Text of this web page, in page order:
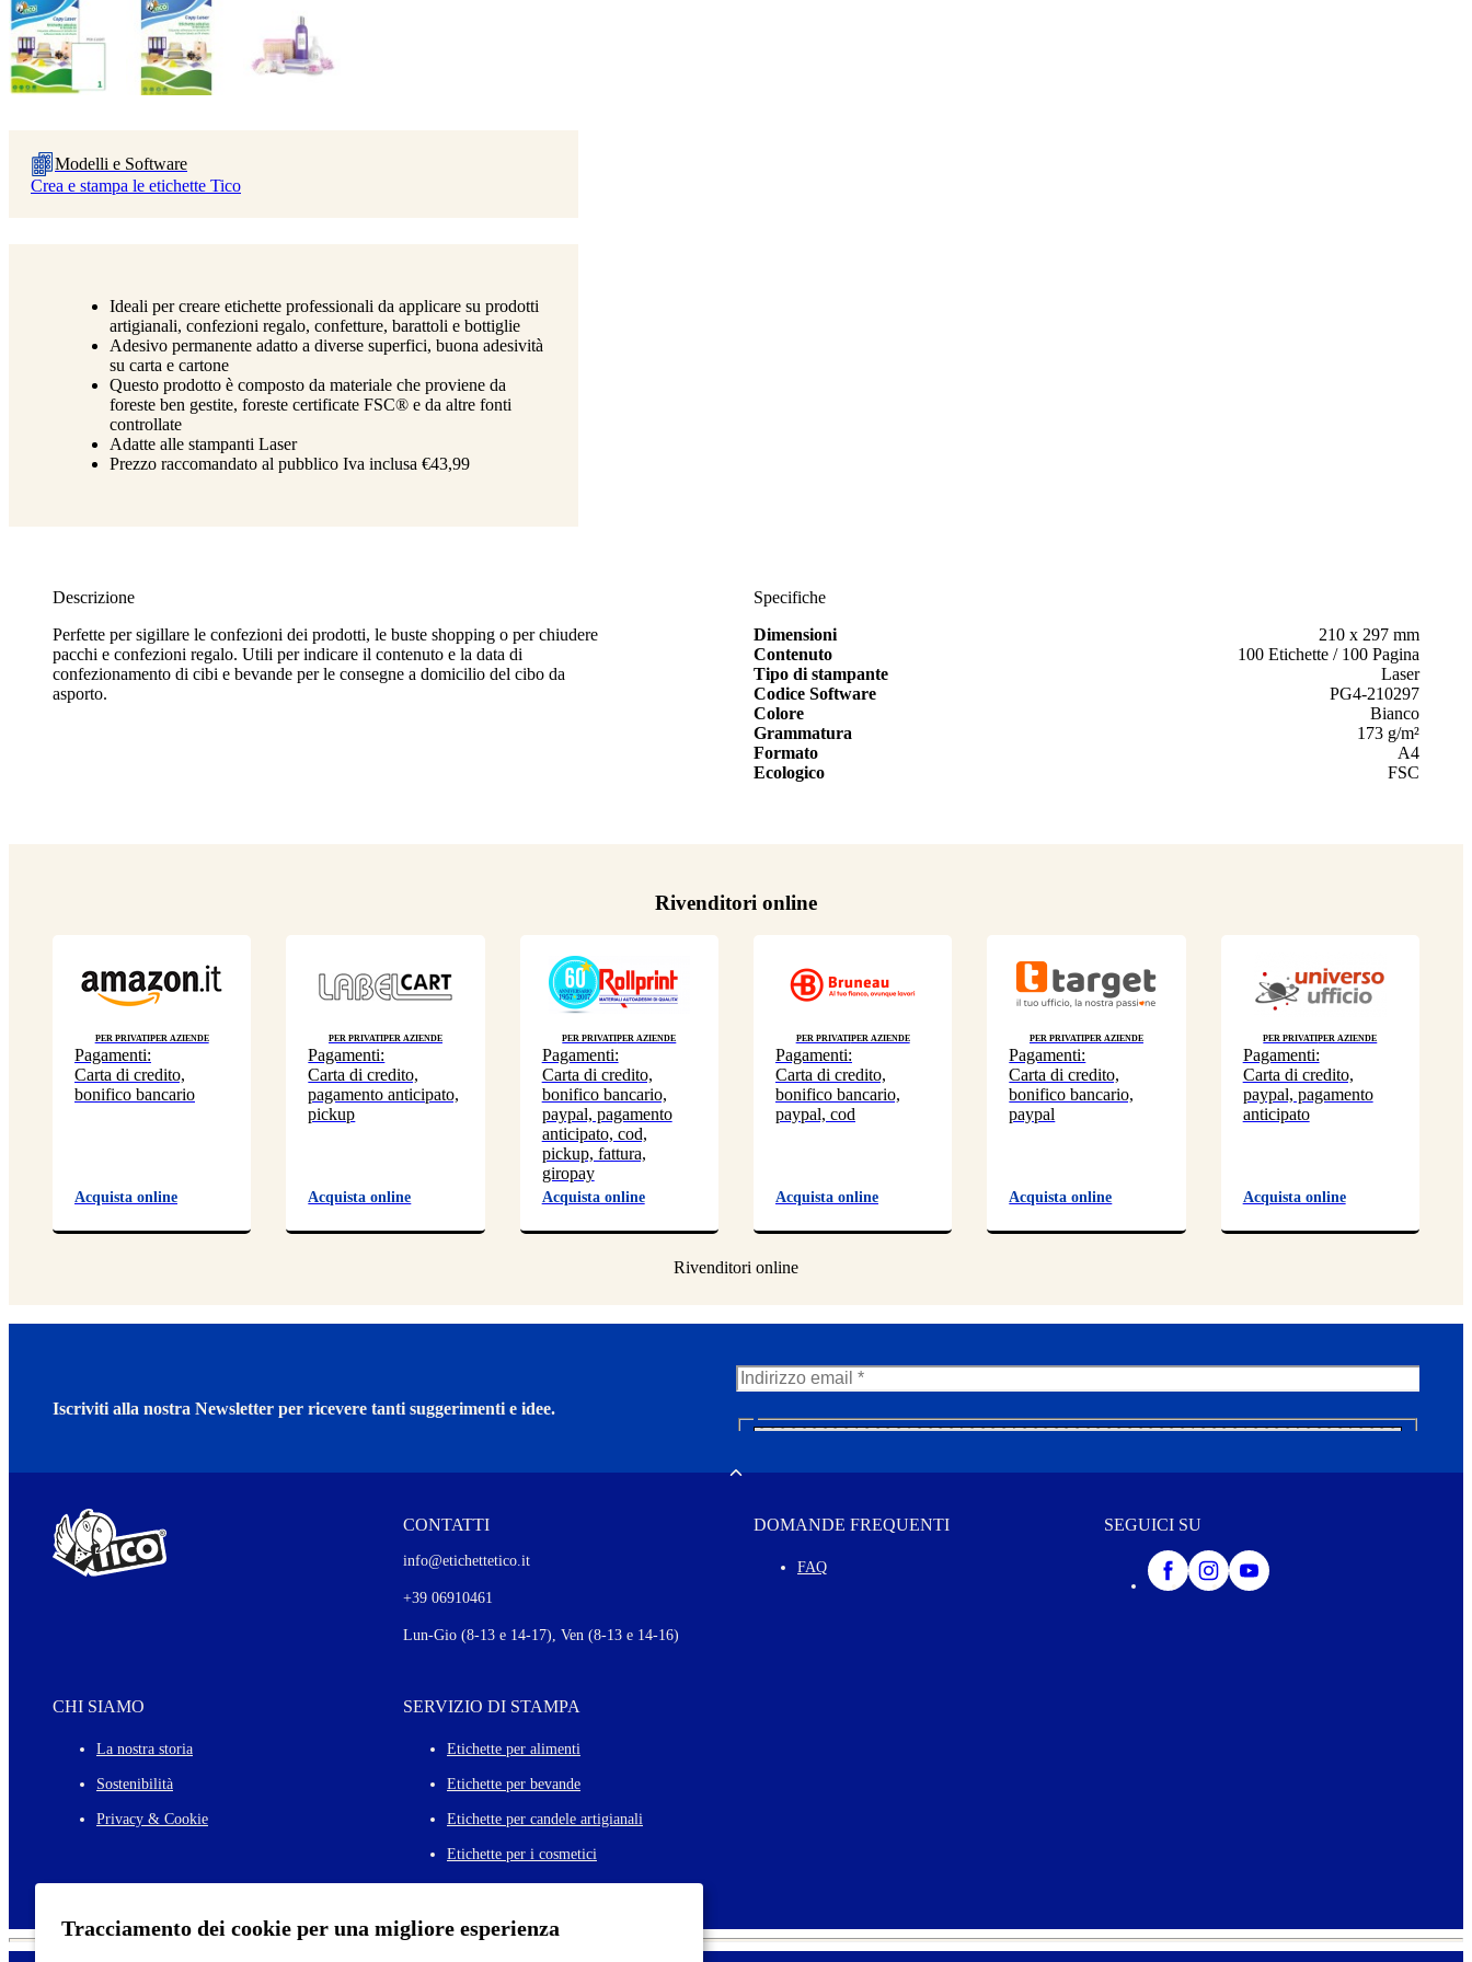
Tracciamento dei cookie per una migliore esperienza
Modelli e Software
Crea e stampa le etichette Tico
Ideali per creare etichette professionali da applicare su prodotti
artigianali, confezioni regalo, confetture, barattoli e bottiglie
Adesivo permanente adatto a diverse superfici, buona adesività
su carta e cartone
Questo prodotto è composto da materiale che proviene da
foreste ben gestite, foreste certificate FSC® e da altre fonti
controllate
Adatte alle stampanti Laser
Prezzo raccomandato al pubblico Iva inclusa €43,99
Descrizione
Perfette per sigillare le confezioni dei prodotti, le buste shopping o per chiudere
pacchi e confezioni regalo. Utili per indicare il contenuto e la data di
confezionamento di cibi e bevande per le consegne a domicilio del cibo da
asporto.
Specifiche
Dimensioni
210 x 297 mm
Contenuto
100 Etichette / 100 Pagina
Tipo di stampante
Laser
Codice Software
PG4-210297
Colore
Bianco
Grammatura
173 g/m²
Formato
A4
Ecologico
FSC
Rivenditori online
Per privatiPer aziende
Pagamenti:
Carta di credito,
bonifico bancario
Acquista online
Per privatiPer aziende
Pagamenti:
Carta di credito,
pagamento anticipato,
pickup
Acquista online
Per privatiPer aziende
Pagamenti:
Carta di credito,
bonifico bancario,
paypal, pagamento
anticipato, cod,
pickup, fattura,
giropay
Acquista online
Per privatiPer aziende
Pagamenti:
Carta di credito,
bonifico bancario,
paypal, cod
Acquista online
Per privatiPer aziende
Pagamenti:
Carta di credito,
bonifico bancario,
paypal
Acquista online
Per privatiPer aziende
Pagamenti:
Carta di credito,
paypal, pagamento
anticipato
Acquista online
Iscriviti alla nostra Newsletter per ricevere tanti suggerimenti e idee.
N
e
Autorizzo il trattamento dei miei dati per l’invio della vostra Newsletter
CONTATTI
info@etichettetico.it
+39 06910461
Lun-Gio (8-13 e 14-17), Ven (8-13 e 14-16)
DOMANDE FREQUENTI
FAQ
SEGUICI SU
CHI SIAMO
La nostra storia
Sostenibilità
Privacy & Cookie
SERVIZIO DI STAMPA
Etichette per alimenti
Etichette per bevande
Etichette per candele artigianali
Etichette per i cosmetici